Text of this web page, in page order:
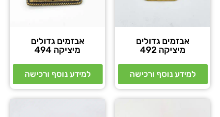
אבזמים גדולים
מיציקה 492
למידע נוסף ורכישה
אבזמים גדולים
מיציקה 494
למידע נוסף ורכישה